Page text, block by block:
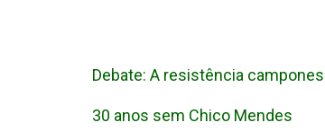
Debate: A resistência
30 anos sem Chico Mendes